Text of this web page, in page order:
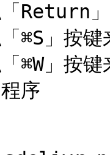
Return
⌘S」按键
⌘W」按键
序